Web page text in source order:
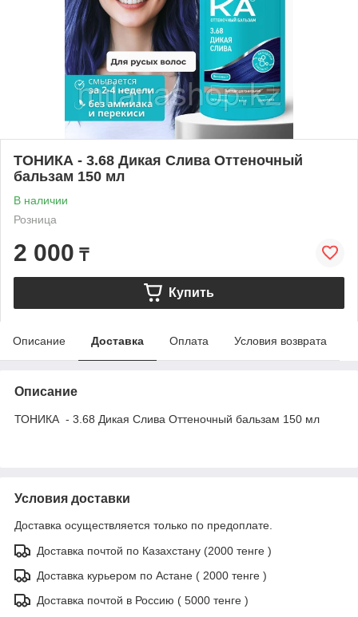
ТОНИКА - 3.68 Дикая Слива Оттеночный
бальзам 150 мл
В наличии
Розница
2 000 ₸
Купить
Описание Доставка Оплата Условия возврата
Описание
ТОНИКА - 3.68 Дикая Слива Оттеночный бальзам 150 мл
Условия доставки
Доставка осуществляется только по предоплате.
Доставка почтой по Казахстану (2000 тенге )
Доставка курьером по Астане ( 2000 тенге )
Доставка почтой в Россию ( 5000 тенге )